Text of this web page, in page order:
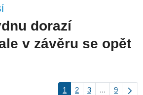
dorazí
v závěru se opět
1 2 3 ... 9